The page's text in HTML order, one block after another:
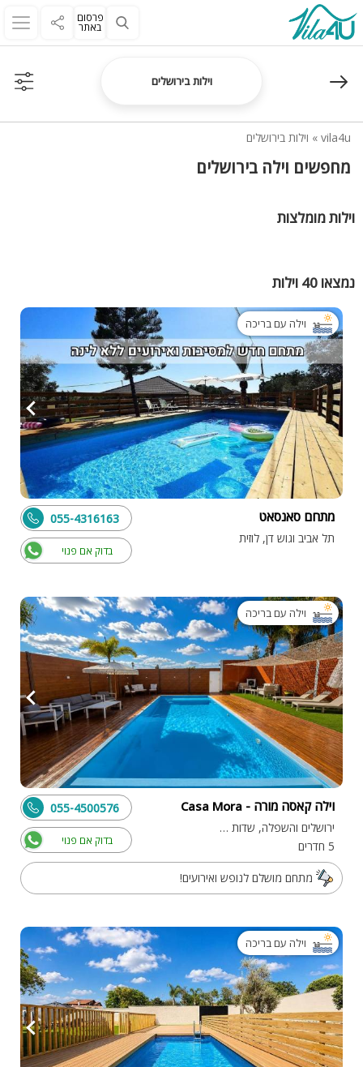
פרסום
באתר
וילות בירושלים
vila4u
» וילות בירושלים
מחפשים וילה בירושלים
וילות מומלצות
נמצאו 40 וילות
וילה עם בריכה
מתחם סאנסאט
תל אביב וגוש דן, לוזית
בדוק אם פנוי
055-4316163
וילה עם בריכה
וילה קאסה מורה - Casa Mora
ירושלים והשפלה, שדות מיכה
5 חדרים
בדוק אם פנוי
055-4500576
מתחם מושלם לנופש ואירועים!
וילה עם בריכה